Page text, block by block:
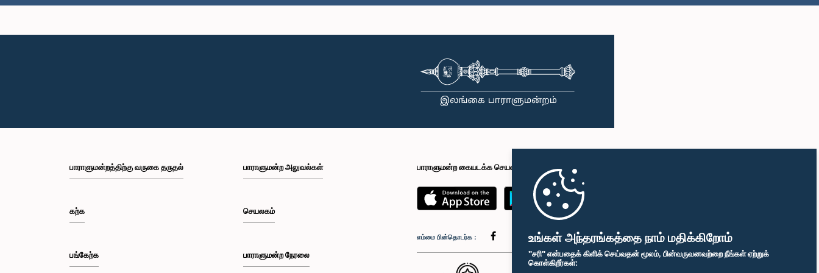
உங்கள் அந்தரங்கத்தை நாம் மதிக்கிறோம்
"சரி" என்பதைக் கிளிக் செய்வதன் மூலம், பின்வருவனவற்றை நீங்கள் ஏற்றுக்
கொள்கிறீர்கள்:
பாராளுமன்றத்திற்கு வருகை தருதல்
கற்க
பங்கேற்க
பாராளுமன்ற அலுவல்கள்
செயலகம்
பாராளுமன்ற நேரலை
பாராளுமன்ற கையடக்க செயலி
எம்மை பின்தொடர்க :